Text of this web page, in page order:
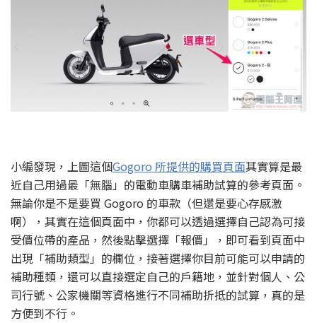
小編發現，上圖這個Gogoro 所提供的購買頁面其實算是最
近自己用過最「無腦」的電動車購車補助試算的參考頁面。
無論你是不是要買 Gogoro 的車款（但還是要心存感激
啊），其實在這個頁面中，你都可以透過選擇自己認為可接
受價位帶的產品，然後點擊選擇「報價」，即可看到頁面中
出現「補助類型」的欄位，接著選擇你目前可能可以申請的
補助種類，還可以直接選定自己的戶籍地，並針對個人、公
司行號、公家機關等資格進行不同補助折抵的試算，真的是
方便到不行。